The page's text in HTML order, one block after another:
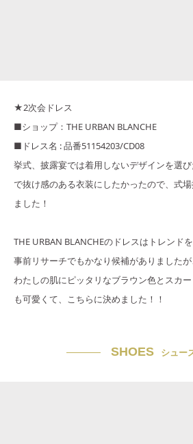
★2次会ドレス
■ショップ：THE URBAN BLANCHE
■ドレス名 : 品番51154203/CD08
挙式、披露宴では着用しないデザインを選
で抜け感のある衣装にしたかったので、式
ました！
THE URBAN BLANCHEのドレスはトレンド
事前リサーチでもかなり候補がありました
わたしの肌にピッタリなブラウン色とスカ
も可愛くて、こちらに決めました！！
SHOES シュー